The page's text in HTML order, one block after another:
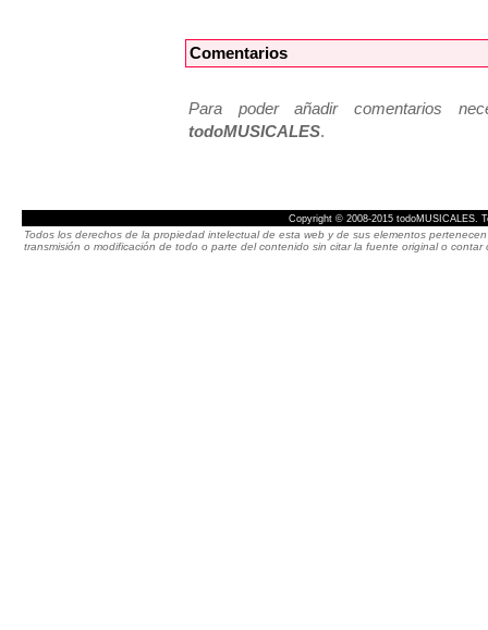
Comentarios
Para poder añadir comentarios
todoMUSICALES.
Copyright © 2008-2015 todoMUSICALES.
Todos los derechos de la propiedad intelectual de esta web y de sus elementos
transmisión o modificación de todo o parte del contenido sin citar la fuente original o